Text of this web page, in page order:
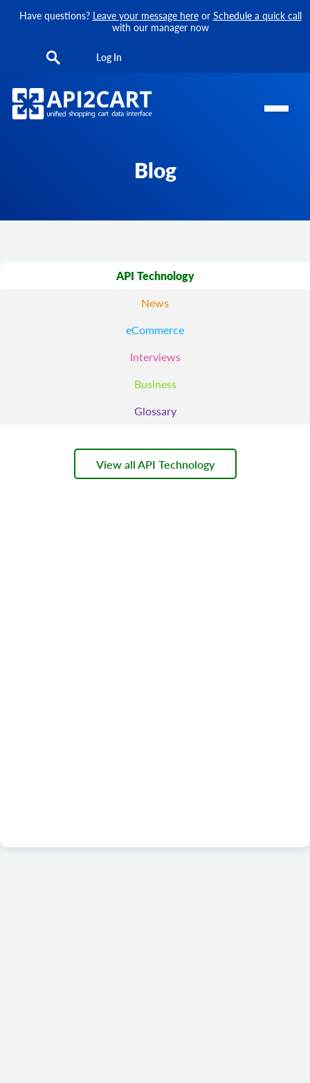
Have questions? Leave your message hereor Schedule a quick call
with our manager now
Log In
Blog
API Technology
News
eCommerce
Interviews
Business
Glossary
View all API Technology